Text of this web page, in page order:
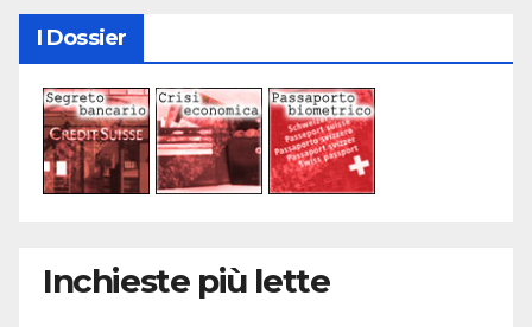
I Dossier
Inchieste più lette